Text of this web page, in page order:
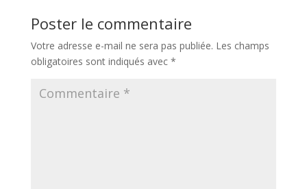
Poster le commentaire
Votre adresse e-mail ne sera pas publiée. Les champs
obligatoires sont indiqués avec *